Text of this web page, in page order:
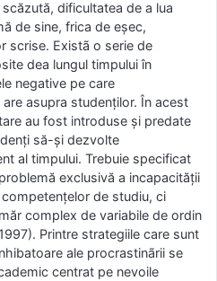
dificultatea de a lua
de sine, frica de eșec,
scrise. Existã o serie de
dea lungul timpului în
negative pe care
asupra studenților. În acest
au fost introduse și predate
să-și dezvolte
al timpului. Trebuie specificat
exclusivă a incapacității
de studiu, ci
complex de variabile de ordin
Printre strategiile care sunt
ale procrastinãrii se
centrat pe nevoile